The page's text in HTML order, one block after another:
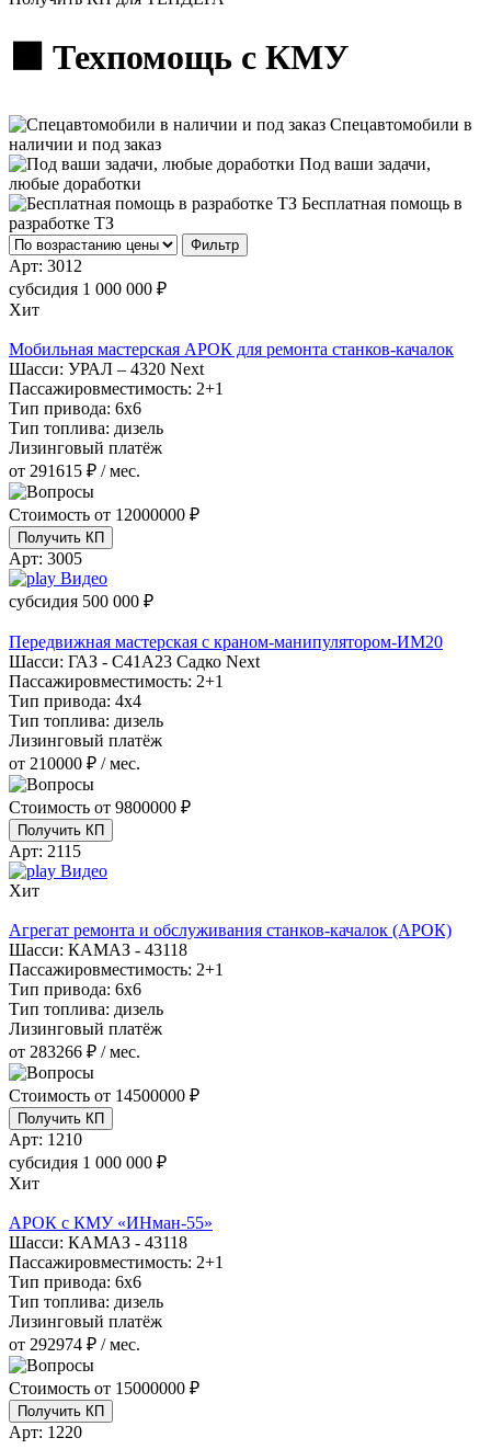
🟧 Техпомощь с КМУ
Спецавтомобили в
наличии и под заказ
Под ваши задачи,
любые доработки
Бесплатная помощь в
разработке ТЗ
Фильтр
Арт: 3012
субсидия 1 000 000 ₽
Хит
Мобильная мастерская АРОК для ремонта станков-качалок
Шасси: УРАЛ – 4320 Next
Пассажировместимость: 2+1
Тип привода: 6х6
Тип топлива: дизель
Лизинговый платёж
от 291615 ₽ / мес.
Стоимость от 12000000 ₽
Получить КП
Арт: 3005
Видео
субсидия 500 000 ₽
Передвижная мастерская с краном-манипулятором-ИМ20
Шасси: ГАЗ - С41А23 Садко Next
Пассажировместимость: 2+1
Тип привода: 4х4
Тип топлива: дизель
Лизинговый платёж
от 210000 ₽ / мес.
Стоимость от 9800000 ₽
Получить КП
Арт: 2115
Видео
Хит
Агрегат ремонта и обслуживания станков-качалок (АРОК)
Шасси: КАМАЗ - 43118
Пассажировместимость: 2+1
Тип привода: 6х6
Тип топлива: дизель
Лизинговый платёж
от 283266 ₽ / мес.
Стоимость от 14500000 ₽
Получить КП
Арт: 1210
субсидия 1 000 000 ₽
Хит
АРОК с КМУ «ИНман-55»
Шасси: КАМАЗ - 43118
Пассажировместимость: 2+1
Тип привода: 6х6
Тип топлива: дизель
Лизинговый платёж
от 292974 ₽ / мес.
Стоимость от 15000000 ₽
Получить КП
Арт: 1220